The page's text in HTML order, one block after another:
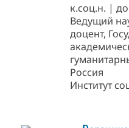
к.соц.н. |
Ведущий
доцент,
Россия
Институт